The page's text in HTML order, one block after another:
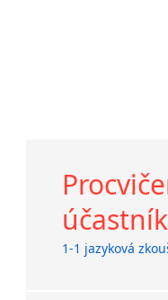
1-1 jazyková